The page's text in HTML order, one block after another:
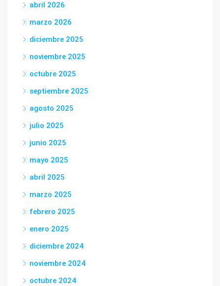
abril 2026
marzo 2026
diciembre 2025
noviembre 2025
octubre 2025
septiembre 2025
agosto 2025
julio 2025
junio 2025
mayo 2025
abril 2025
marzo 2025
febrero 2025
enero 2025
diciembre 2024
noviembre 2024
octubre 2024